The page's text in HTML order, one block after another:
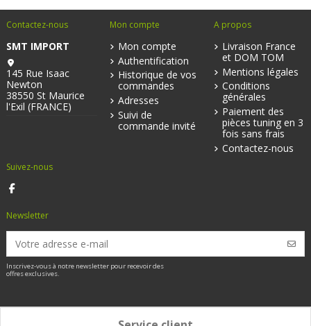
Contactez-nous
SMT IMPORT
145 Rue Isaac
Newton
38550 St Maurice
l'Exil (FRANCE)
Mon compte
Mon compte
Authentification
Historique de vos
commandes
Adresses
Suivi de
commande invité
A propos
Livraison France
et DOM TOM
Mentions légales
Conditions
générales
Paiement des
pièces tuning en 3
fois sans frais
Contactez-nous
Suivez-nous
Newsletter
Inscrivez-vous à notre newsletter pour recevoir des
offres exclusives.